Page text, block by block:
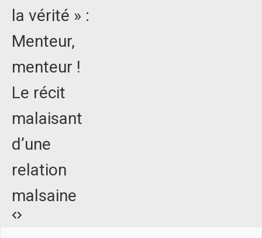
la vérité » :
Menteur,
menteur !
Le récit
malaisant
d’une
relation
malsaine